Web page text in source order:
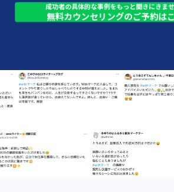
成功者の具体的な事例をもっと聞きにき
無料カウンセリングのご予約は